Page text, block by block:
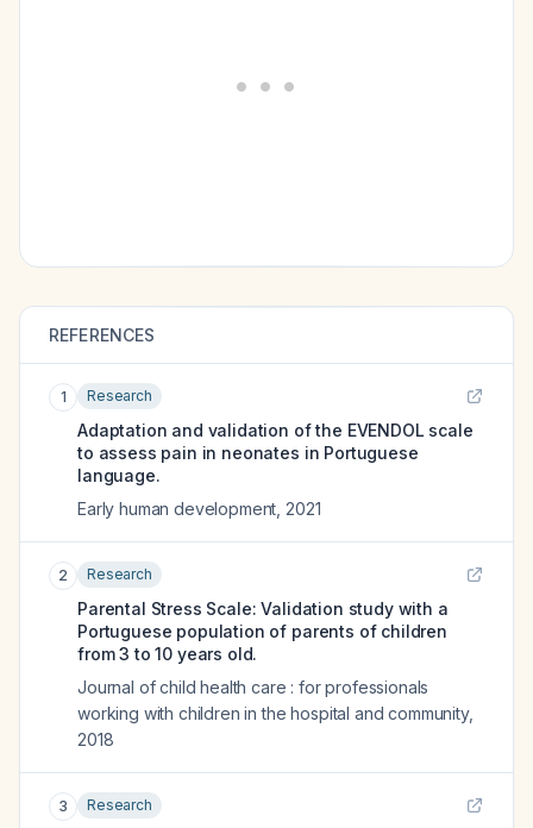
REFERENCES
1 Research
Adaptation and validation of the EVENDOL scale
to assess pain in neonates in Portuguese
language.
Early human development 2021
2 Research
Parental Stress Scale: Validation study with a
Portuguese population of parents of children
from 3 to 10 years old.
Journal of child health care : for professionals
working with children in the hospital and community,
2018
3 Research